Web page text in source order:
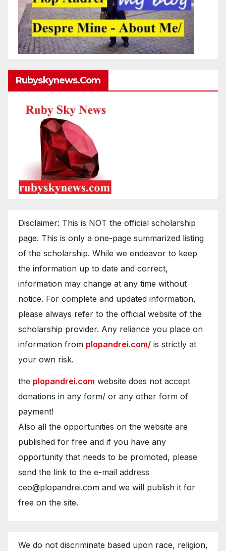
Rubyskynews.com
Disclaimer: This is NOT the official scholarship
page. This is only a one-page summarized listing
of the scholarship. While we endeavor to keep
the information up to date and correct,
information may change at any time without
notice. For complete and updated information,
please always refer to the official website of the
scholarship provider. Any reliance you place on
information from plopandrei.com/ is strictly at
your own risk.
the plopandrei.com website does not accept
donations in any form/ or any other form of
payment!
Also all the opportunities on the website are
published for free and if you have any
opportunity that needs to be promoted, please
send the link to the e-mail address
ceo@plopandrei.com and we will publish it for
free on the site.
We do not discriminate based upon race, religion,